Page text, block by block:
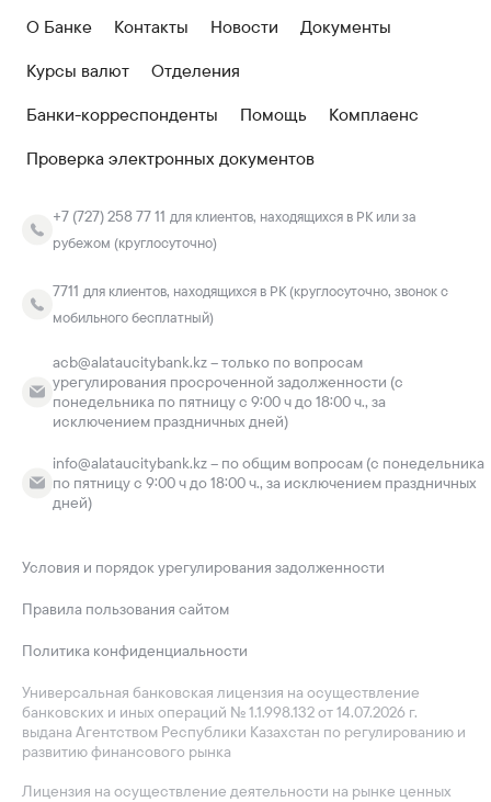
О Банке Контакты Новости
Документы
Курсы валют
Отделения
Банки-корреспонденты
Помощь
Комплаенс
Проверка электронных документов
+7 (727) 258 77 11 для клиентов, находящихся в РК или за
рубежом (круглосуточно)
7711 для клиентов, находящихся в РК (круглосуточно, звонок с
мобильного бесплатный)
acb@alataucitybank.kz – только по вопросам
урегулирования просроченной задолженности (с
понедельника по пятницу с 9:00 ч до 18:00 ч., за
исключением праздничных дней)
info@alataucitybank.kz – по общим вопросам (с понедельника
по пятницу с 9:00 ч до 18:00 ч., за исключением праздничных
дней)
Универсальная банковская лицензия на осуществление
банковских и иных операций № 1.1.998.132 от 14.07.2026 г.
выдана Агентством Республики Казахстан по регулированию и
развитию финансового рынка
Лицензия на осуществление деятельности на рынке ценных
Условия и порядок урегулирования задолженности
Правила пользования сайтом
Политика конфиденциальности